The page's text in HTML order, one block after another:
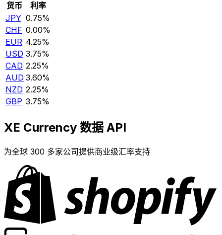
货币
利率
JPY 0.75%
CHF 0.00%
EUR 4.25%
USD 3.75%
CAD 2.25%
AUD 3.60%
NZD 2.25%
GBP 3.75%
XE Currency 数据 API
为全球 300 多家公司提供商业级汇率支持